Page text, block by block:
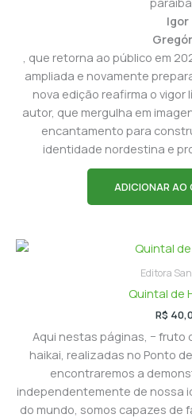
Igor
, que retorna ao público em
ampliada e novamente
nova edição reafirma o vigor
autor, que mergulha em
encantamento para
identidade nordestina e
ADICIONAR AO
Editora
Quintal de
R$
Aqui nestas páginas, − fruto
haikai, realizadas no Ponto
encontraremos a
independentemente de nossa
do mundo, somos capazes de